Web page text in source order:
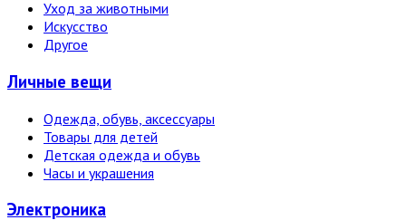
Уход за животными
Искусство
Другое
Личные вещи
Одежда, обувь, аксессуары
Товары для детей
Детская одежда и обувь
Часы и украшения
Электро­ника